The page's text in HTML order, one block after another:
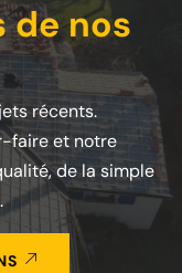
de nos
récents.
faire et notre
de la simple